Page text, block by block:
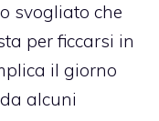
svogliato che
per ficcarsi in
il giorno
alcuni